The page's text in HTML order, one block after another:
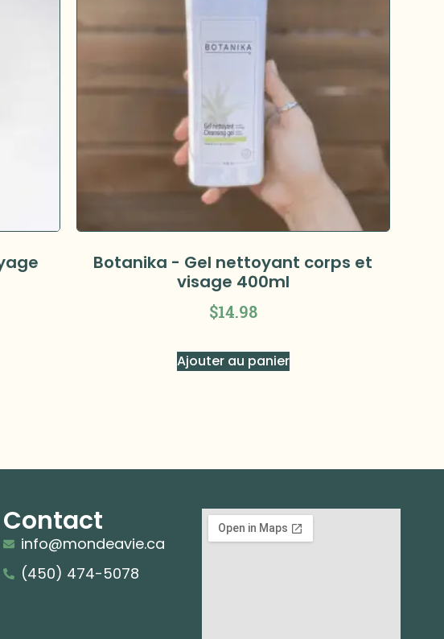
Botanika - Gel nettoyant corps et
visage 400ml
$14.98
Ajouter au panier
Contact
info@mondeavie.ca
(450) 474-5078